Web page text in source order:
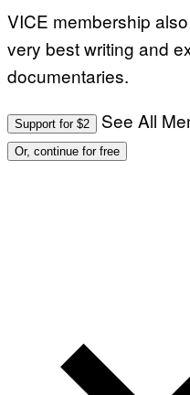
VICE membership
very best writing and
documentaries.
Support for $2 See All
Or, continue for free